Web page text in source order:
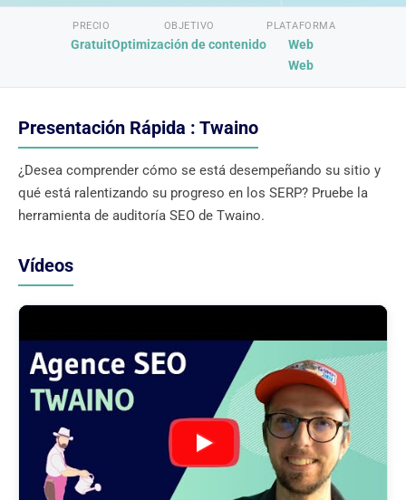
PRECIO
Gratuit
OBJETIVO
Optimización de contenido
PLATAFORMA
Web
Web
Presentación Rápida : Twaino
¿Desea comprender cómo se está desempeñando su sitio y
qué está ralentizando su progreso en los SERP? Pruebe la
herramienta de auditoría SEO de Twaino.
Vídeos